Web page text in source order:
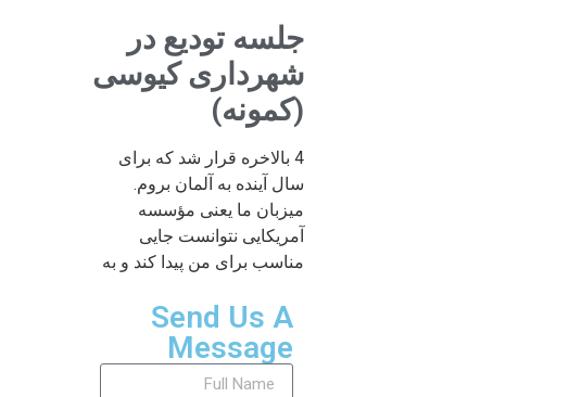
جلسه تودیع در
شهرداری کیوسی
(کمونه)
4 بالاخره قرار شد که برای
سال آینده به آلمان بروم.
میزبان ما یعنی مؤسسه
آمریکایی نتوانست جایی
مناسب برای من پیدا کند و به
Send Us A
Message